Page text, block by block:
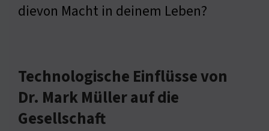
dievon Macht in deinem Leben?
Technologische Einflüsse von
Dr. Mark Müller auf die
Gesellschaft